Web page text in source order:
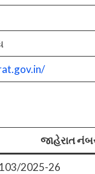
જાહેરાત
103/2025-26